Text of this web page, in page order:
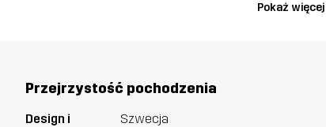
Pokaż więcej
Przejrzystość pochodzenia
Design i
Szwecja